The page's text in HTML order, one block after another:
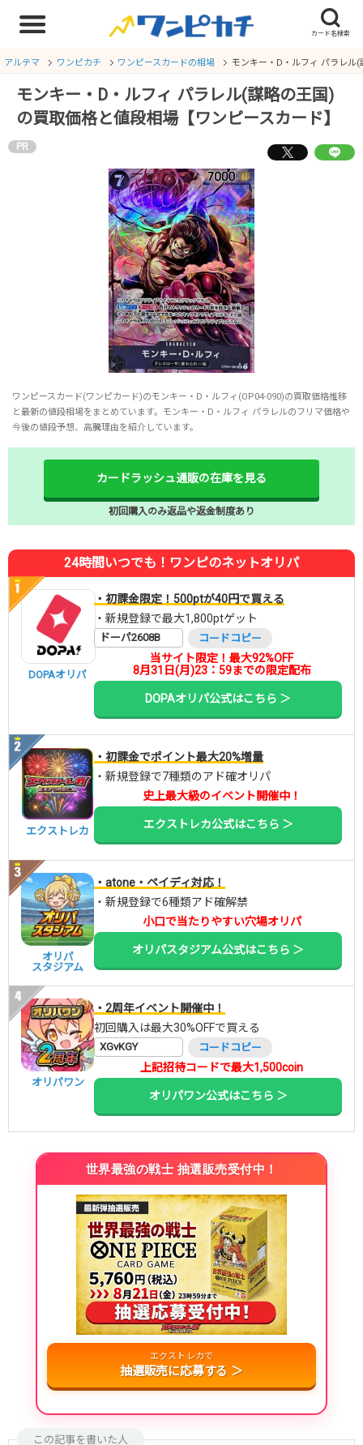
アルテマ ワンピカチ ワンピースカードの相場 モンキー・D・ルフィ パラレル
モンキー・D・ルフィ パラレル(謀略の王国)
の買取価格と値段相場【ワンピースカード】
PR
ワンピースカード(ワンピカード)のモンキー・D・ルフィ(OP04-090)の買取価格推移
と最新の値段相場をまとめています。モンキー・D・ルフィ パラレルのフリマ価格や
今後の値段予想、高騰理由を紹介しています。
カードラッシュ通販の在庫を見る
初回購入のみ返品や返金制度あり
24時間いつでも！ワンピのネットオリパ
DOPAオリパ
・初課金限定！500ptが40円で買える
・新規登録で最大1,800ptゲット
ドーパ2608B コードコピー
当サイト限定！最大92%OFF
8月31日(月)23：59までの限定配布
DOPAオリパ公式はこちら ＞
エクストレカ
・初課金でポイント最大20%増量
・新規登録で7種類のアド確オリパ
史上最大級のイベント開催中！
エクストレカ公式はこちら ＞
オリパ
スタジアム
・atone・ペイディ対応！
・新規登録で6種類アド確解禁
小口で当たりやすい穴場オリパ
オリパスタジアム公式はこちら ＞
オリパワン
・2周年イベント開催中！
初回購入は最大30%OFFで買える
XGvKGY コードコピー
上記招待コードで最大1,500coin
オリパワン公式はこちら ＞
世界最強の戦士 抽選販売受付中！
エクストレカで
抽選販売に応募する ＞
この記事を書いた人